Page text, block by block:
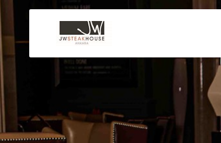
Skip to main content